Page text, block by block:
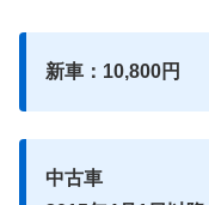
新車：10,800円
中古車